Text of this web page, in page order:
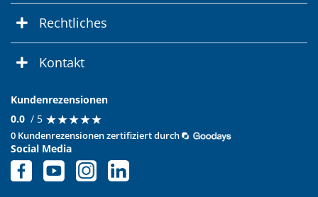
Rechtliches
Kontakt
Kundenrezensionen
0.0 / 5 ★★★★★
★★★★★
0 Kundenrezensionen zertifiziert durch
Social Media